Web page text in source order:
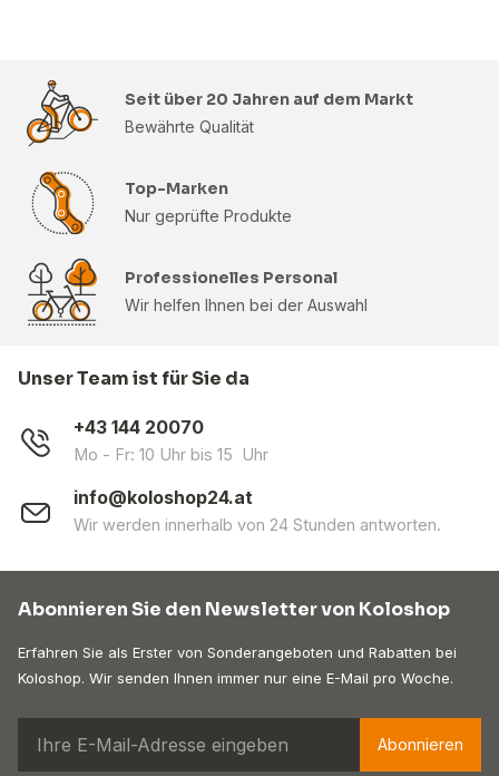
Seit über 20 Jahren auf dem Markt
Bewährte Qualität
Top-Marken
Nur geprüfte Produkte
Professionelles Personal
Wir helfen Ihnen bei der Auswahl
Unser Team ist für Sie da
+43 144 20070
Mo - Fr: 10 Uhr bis 15 Uhr
info@koloshop24.at
Wir werden innerhalb von 24 Stunden antworten.
Abonnieren Sie den Newsletter von Koloshop
Erfahren Sie als Erster von Sonderangeboten und Rabatten bei
Koloshop. Wir senden Ihnen immer nur eine E-Mail pro Woche.
Abonnieren